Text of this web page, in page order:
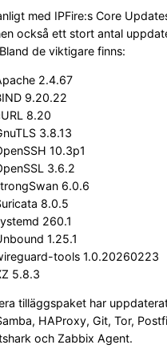
med IPFire:s Core
också ett stort antal
de viktigare finns:
2.4.67
9.20.22
8.20
3.8.13
10.3p1
3.6.2
6.0.6
8.0.5
260.1
1.25.1
tools 1.0.20260223
5.8.3
tilläggspaket har
HAProxy, Git, Tor,
och Zabbix Agent.